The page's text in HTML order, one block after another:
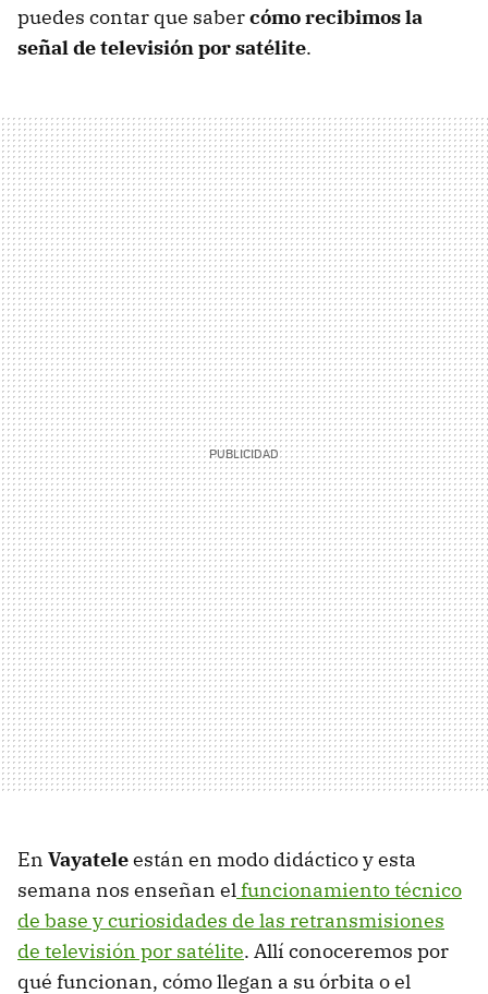
puedes contar que sabercómo recibimos la
señal de televisión por satélite.
En Vayateleestán en modo didáctico y esta
semana nos enseñan elfuncionamiento técnico
de base y curiosidades de las retransmisiones
de televisión por satélite. Allí conoceremos por
qué funcionan, cómo llegan a su órbita o el